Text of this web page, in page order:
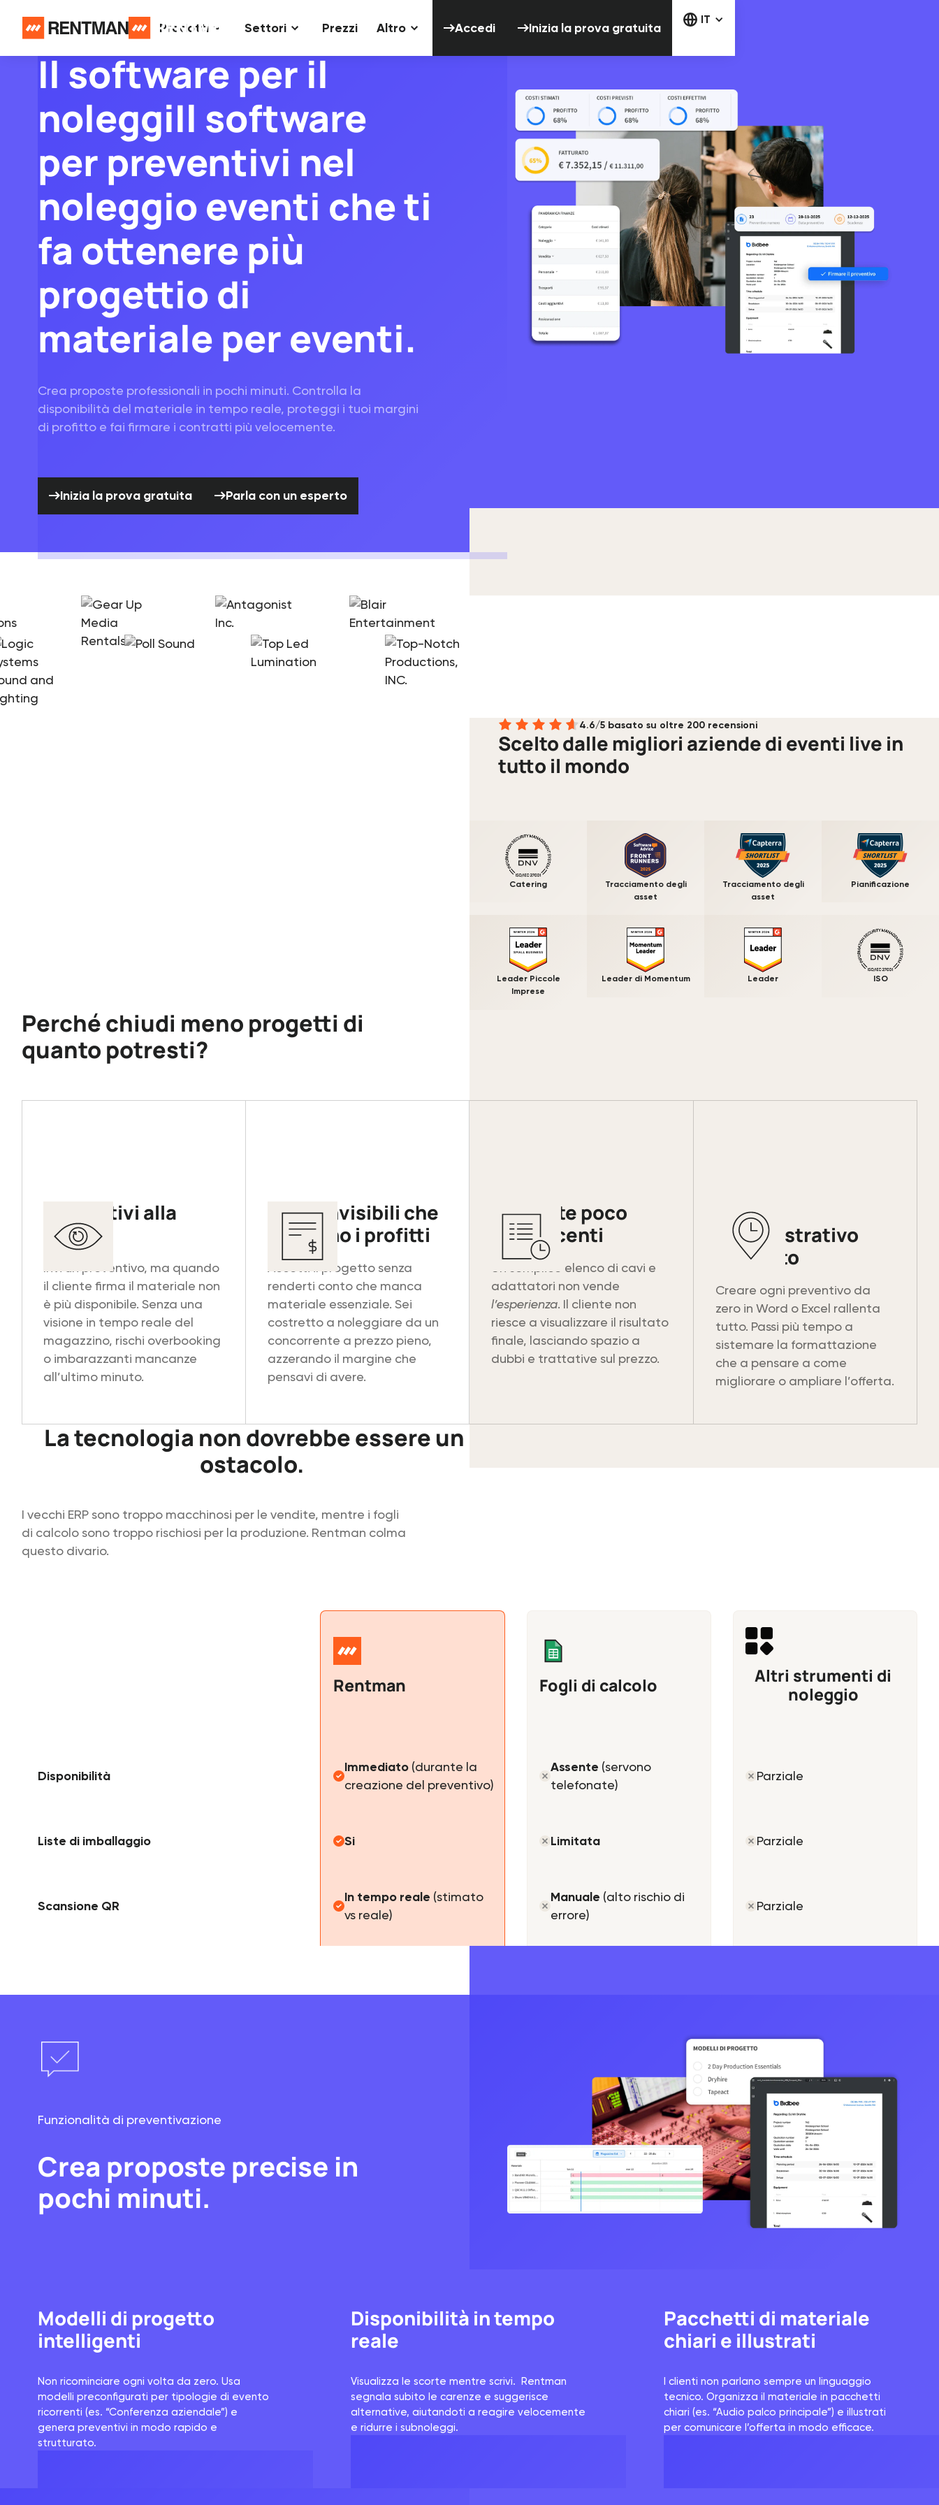
Prodotti Settori Prezzi Altro Accedi Inizia la prova gratuita
IT
Rentman / Soluzioni/Software per preventivi noleggio eventi
Il software per il
noleggiIl software
per preventivi nel
noleggio eventi che ti
fa ottenere più
progettio di
materiale per eventi.
Crea proposte professionali in pochi minuti. Controlla la
disponibilità del materiale in tempo reale, proteggi i tuoi margini
di profitto e fai firmare i contratti più velocemente.
Inizia la prova gratuita Parla con un esperto
4.6/5 basato su oltre 200 recensioni
Scelto dalle migliori aziende di eventi live in
tutto il mondo
Catering
Tracciamento degli
asset
Tracciamento degli
asset
Pianificazione
Leader Piccole
Imprese
Leader di Momentum Leader ISO
Perché chiudi meno progetti di
quanto potresti?
Preventivi alla
cieca
Invi un preventivo, ma quando
il cliente firma il materiale non
è più disponibile. Senza una
visione in tempo reale del
magazzino, rischi overbooking
o imbarazzanti mancanze
all’ultimo minuto.
Costi invisibili che
riducono i profitti
Accetti il progetto senza
renderti conto che manca
materiale essenziale. Sei
costretto a noleggiare da un
concorrente a prezzo pieno,
azzerando il margine che
pensavi di avere.
Proposte poco
convincenti
Un semplice elenco di cavi e
adattatori non vende
l’esperienza. Il cliente non
riesce a visualizzare il risultato
finale, lasciando spazio a
dubbi e trattative sul prezzo.
Tempo
amministrativo
sprecato
Creare ogni preventivo da
zero in Word o Excel rallenta
tutto. Passi più tempo a
sistemare la formattazione
che a pensare a come
migliorare o ampliare l’offerta.
La tecnologia non dovrebbe essere un
ostacolo.
I vecchi ERP sono troppo macchinosi per le vendite, mentre i fogli
di calcolo sono troppo rischiosi per la produzione. Rentman colma
questo divario.
Rentman Fogli di calcolo
Altri strumenti di
noleggio
Disponibilità
Immediato(durante la
creazione del preventivo)
Assente (servono
telefonate)
Parziale
Liste di imballaggio Si Limitata Parziale
Scansione QR
In tempo reale (stimato
vs reale)
Manuale (alto rischio di
errore)
Parziale
Funzionalità di preventivazione
Crea proposte precise in
pochi minuti.
Modelli di progetto
intelligenti
Non ricominciare ogni volta da zero. Usa
modelli preconfigurati per tipologie di evento
ricorrenti (es. “Conferenza aziendale”) e
genera preventivi in modo rapido e
strutturato.
Disponibilità in tempo
reale
Visualizza le scorte mentre scrivi. Rentman
segnala subito le carenze e suggerisce
alternative, aiutandoti a reagire velocemente
e ridurre i subnoleggi.
Pacchetti di materiale
chiari e illustrati
I clienti non parlano sempre un linguaggio
tecnico. Organizza il materiale in pacchetti
chiari (es. “Audio palco principale”) e illustrati
per comunicare l’offerta in modo efficace.